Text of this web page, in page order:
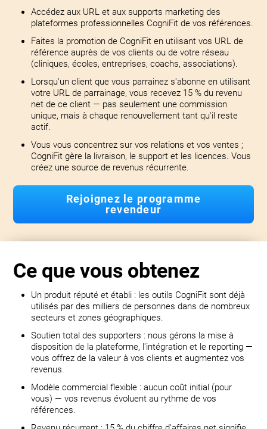
Accédez aux URL et aux supports marketing des
plateformes professionnelles CogniFit de vos références.
Faites la promotion de CogniFit en utilisant vos URL de
référence auprès de vos clients ou de votre réseau
(cliniques, écoles, entreprises, coachs, associations).
Lorsqu'un client que vous parrainez s'abonne en utilisant
votre URL de parrainage, vous recevez 15 % du revenu
net de ce client — pas seulement une commission
unique, mais à chaque renouvellement tant qu'il reste
actif.
Vous vous concentrez sur vos relations et vos ventes ;
CogniFit gère la livraison, le support et les licences. Vous
créez une source de revenus récurrente.
Rejoignez le programme
revendeur
Ce que vous obtenez
Un produit réputé et établi : les outils CogniFit sont déjà
utilisés par des milliers de personnes dans de nombreux
secteurs et zones géographiques.
Soutien total des supporters : nous gérons la mise à
disposition de la plateforme, l'intégration et le reporting —
vous offrez de la valeur à vos clients et augmentez vos
revenus.
Modèle commercial flexible : aucun coût initial (pour
vous) — vos revenus évoluent au rythme de vos
références.